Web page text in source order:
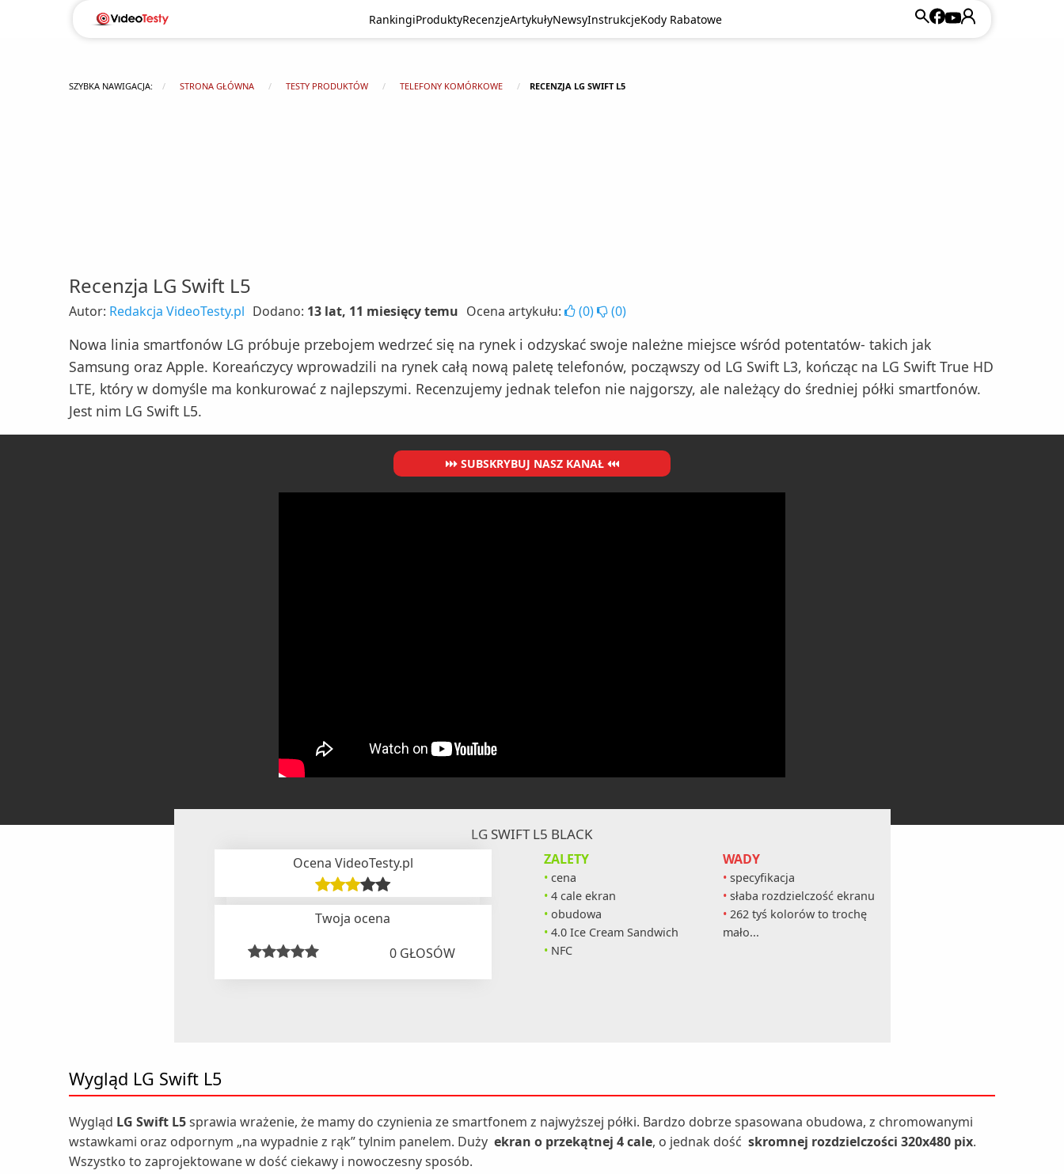
RankingiProduktyRecenzjeArtykułyNewsyInstrukcjeKody Rabatowe
SZYBKA NAWIGACJA: STRONA GŁÓWNA TESTY PRODUKTÓW TELEFONY KOMÓRKOWE RECENZJA LG SWIFT L5
Recenzja LG Swift L5
Autor: Redakcja VideoTesty.pl Dodano: 13 lat, 11 miesięcy temu Ocena artykułu: (0) (0)
Nowa linia smartfonów LG próbuje przebojem wedrzeć się na rynek i odzyskać swoje należne miejsce wśród potentatów- takich jak
Samsung oraz Apple. Koreańczycy wprowadzili na rynek całą nową paletę telefonów, począwszy od LG Swift L3, kończąc na LG Swift True HD
LTE, który w domyśle ma konkurować z najlepszymi. Recenzujemy jednak telefon nie najgorszy, ale należący do średniej półki smartfonów.
Jest nim LG Swift L5.
SUBSKRYBUJ NASZ KANAŁ
LG SWIFT L5 BLACK
Ocena VideoTesty.pl
Twoja ocena
0GŁOSÓW
ZALETY
cena
4 cale ekran
obudowa
4.0 Ice Cream Sandwich
NFC
WADY
specyfikacja
słaba rozdzielczość ekranu
262 tyś kolorów to trochę
mało...
Wygląd LG Swift L5
Wygląd LG Swift L5sprawia wrażenie, że mamy do czynienia ze smartfonem z najwyższej półki. Bardzo dobrze spasowana obudowa, z chromowanymi
wstawkami oraz odpornym „na wypadnie z rąk” tylnim panelem. Duży ekran o przekątnej 4 cale, o jednak dość skromnej rozdzielczości 320x480 pix.
Wszystko to zaprojektowane w dość ciekawy i nowoczesny sposób.